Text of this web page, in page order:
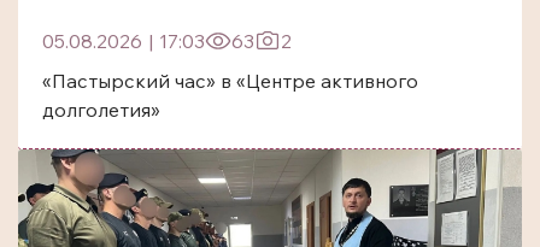
05.08.2026 | 17:03 63
2
«Пастырский час» в «Центре активного
долголетия»